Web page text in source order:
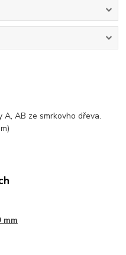
AB ze smrkovho dřeva.
mm